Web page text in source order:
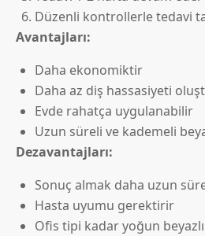
Düzenli kontrollerle tedavi
Avantajları:
Daha ekonomiktir
Daha az diş hassasiyeti
Evde rahatça uygulanabilir
Uzun süreli ve kademeli
Dezavantajları:
Sonuç almak daha uzun
Hasta uyumu gerektirir
Ofis tipi kadar yoğun